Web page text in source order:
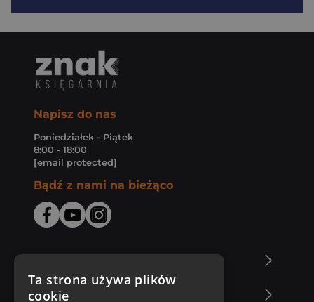
Napisz do nas
Poniedziałek - Piątek
8:00 - 18:00
[email protected]
Bądź z nami na bieżąco
Zakupy u nas
Ta strona używa plików
cookie